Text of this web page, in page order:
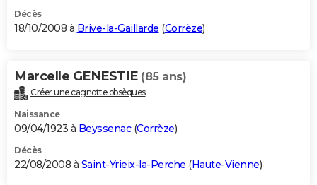
Décès
18/10/2008 à Brive-la-Gaillarde (Corrèze)
Marcelle GENESTIE (85 ans)
Créer une cagnotte obsèques
Naissance
09/04/1923 à Beyssenac(Corrèze)
Décès
22/08/2008 à Saint-Yrieix-la-Perche (Haute-Vienne)